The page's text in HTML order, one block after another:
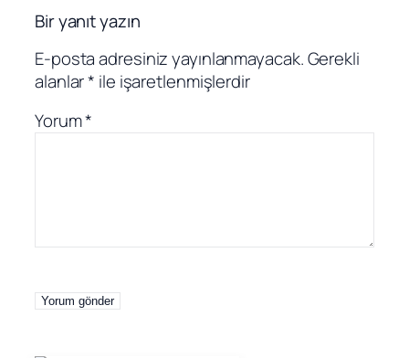
Bir yanıt yazın
E-posta adresiniz yayınlanmayacak.Gerekli
alanlar* ile işaretlenmişlerdir
Yorum*